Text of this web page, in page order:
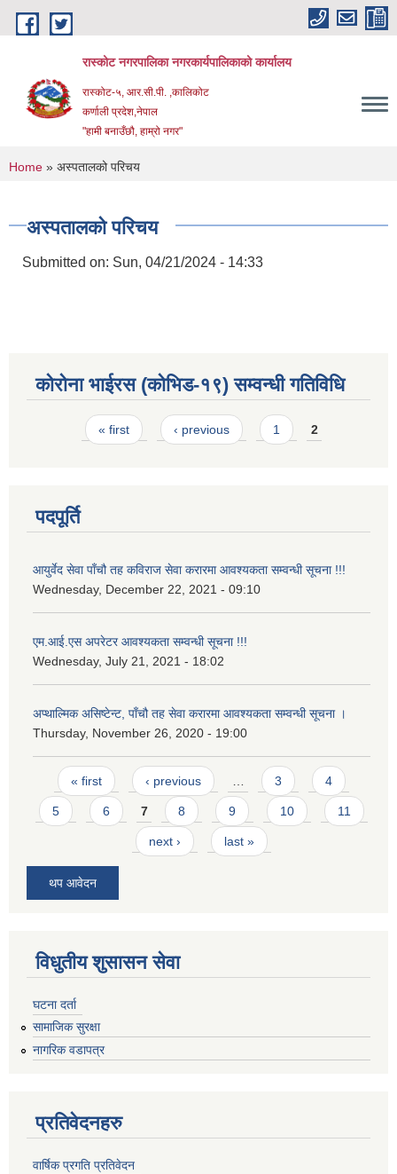
Skip to main content
रास्कोट नगरपालिका नगरकार्यपालिकाको कार्यालय
रास्कोट-५, आर.सी.पी. ,कालिकोट
कर्णाली प्रदेश,नेपाल
"हामी बनाउँछौ, हाम्रो नगर"
You are here
Home » अस्पतालको परिचय
अस्पतालको परिचय
Submitted on: Sun, 04/21/2024 - 14:33
कोरोना भाईरस (कोभिड-१९) सम्वन्धी गतिविधि
Pages« first ‹ previous 1 2
पदपूर्ति
आयुर्वेद सेवा पाँचौ तह कविराज सेवा करारमा आवश्यकता सम्वन्धी सूचना !!!
Wednesday, December 22, 2021 - 09:10
एम.आई.एस अपरेटर आवश्यकता सम्वन्धी सूचना !!!
Wednesday, July 21, 2021 - 18:02
अप्थाल्मिक असिष्टेन्ट, पाँचौ तह सेवा करारमा आवश्यकता सम्वन्धी सूचना ।
Thursday, November 26, 2020 - 19:00
Pages
« first ‹ previous … 3 4
5 6 7 8 9 10 11
next › last »
थप आवेदन
विधुतीय शुसासन सेवा
घटना दर्ता
सामाजिक सुरक्षा
नागरिक वडापत्र
प्रतिवेदनहरु
वार्षिक प्रगति प्रतिवेदन